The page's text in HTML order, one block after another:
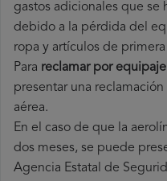
gastos adicionales que se
debido a la pérdida del
ropa y artículos de
Para reclamar por
presentar una
aérea.
En el caso de que la
dos meses, se puede
Agencia Estatal de